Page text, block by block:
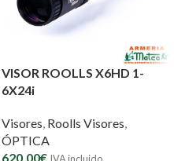
VISOR ROOLLS X6HD 1-
6X24i
Visores Roolls Visores
ÓPTICA
620,00€ IVA incluido